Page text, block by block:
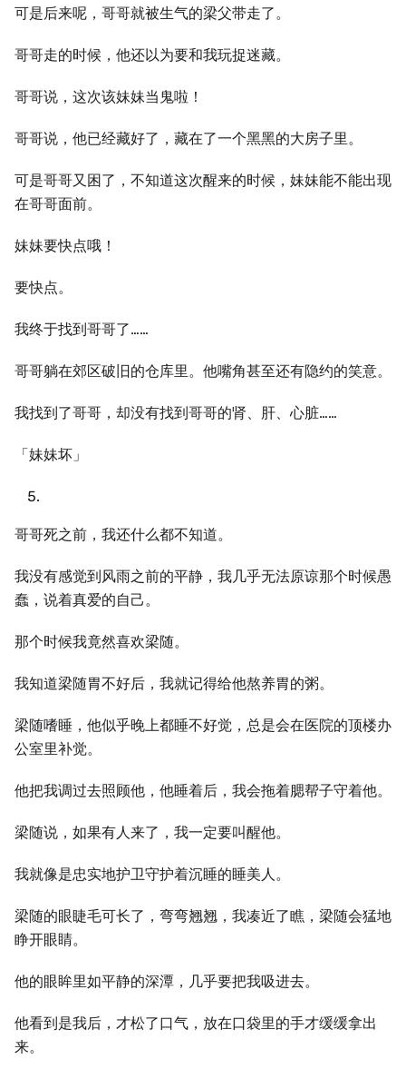
可是后来呢，哥哥就被生气的梁父带走了。
哥哥走的时候，他还以为要和我玩捉迷藏。
哥哥说，这次该妹妹当鬼啦！
哥哥说，他已经藏好了，藏在了一个黑黑的大房子里。
可是哥哥又困了，不知道这次醒来的时候，妹妹能不能出现
在哥哥面前。
妹妹要快点哦！
要快点。
我终于找到哥哥了……
哥哥躺在郊区破旧的仓库里。他嘴角甚至还有隐约的笑意。
我找到了哥哥，却没有找到哥哥的肾、肝、心脏……
「妹妹坏」
哥哥死之前，我还什么都不知道。
我没有感觉到风雨之前的平静，我几乎无法原谅那个时候愚
蠢，说着真爱的自己。
那个时候我竟然喜欢梁随。
我知道梁随胃不好后，我就记得给他熬养胃的粥。
梁随嗜睡，他似乎晚上都睡不好觉，总是会在医院的顶楼办
公室里补觉。
他把我调过去照顾他，他睡着后，我会拖着腮帮子守着他。
梁随说，如果有人来了，我一定要叫醒他。
我就像是忠实地护卫守护着沉睡的睡美人。
梁随的眼睫毛可长了，弯弯翘翘，我凑近了瞧，梁随会猛地
睁开眼睛。
他的眼眸里如平静的深潭，几乎要把我吸进去。
他看到是我后，才松了口气，放在口袋里的手才缓缓拿出
来。